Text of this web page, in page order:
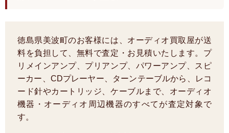
徳島県美波町のお客様には、オーディオ買取屋が送
料を負担して、無料で査定・お見積いたします。プ
リメインアンプ、プリアンプ、パワーアンプ、スピ
ーカー、CDプレーヤー、ターンテーブルから、レコ
ード針やカートリッジ、ケーブルまで、オーディオ
機器・オーディオ周辺機器のすべてが査定対象で
す。